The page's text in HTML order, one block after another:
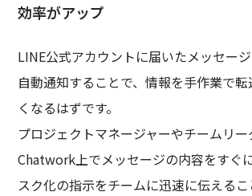
効率がアップ
LINE公式アカウントに届いたメッセー
自動通知することで、情報を手作業で
くなるはずです。
プロジェクトマネージャーやチームリー
Chatwork上でメッセージの内容をすぐ
スク化の指示をチームに迅速に伝えるこ